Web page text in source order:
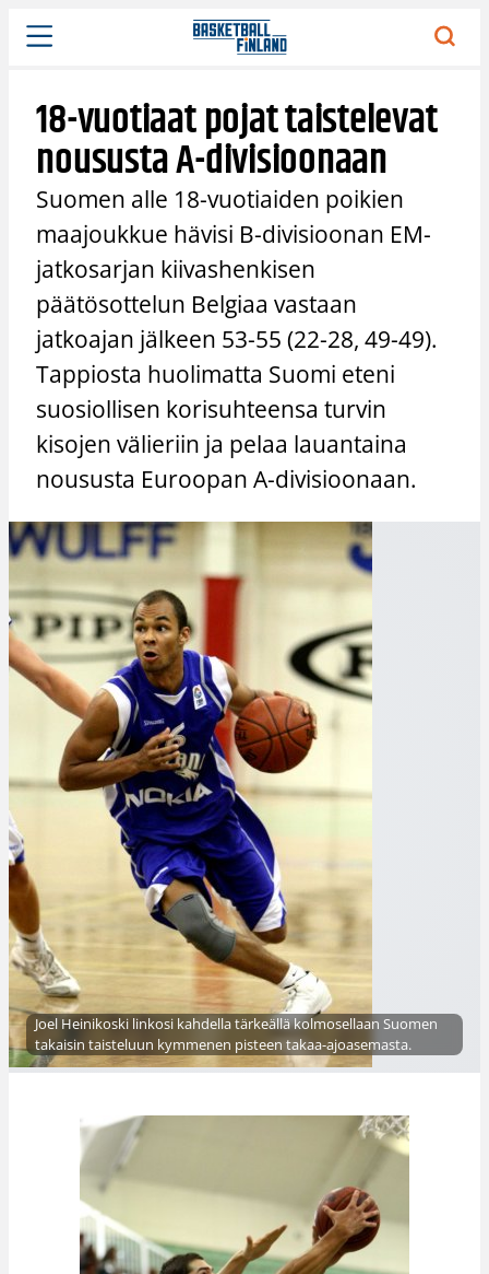
Siirry
sisältöön
18-vuotiaat pojat taistelevat
noususta A-divisioonaan
Suomen alle 18-vuotiaiden poikien
maajoukkue hävisi B-divisioonan EM-
jatkosarjan kiivashenkisen
päätösottelun Belgiaa vastaan
jatkoajan jälkeen 53-55 (22-28, 49-49).
Tappiosta huolimatta Suomi eteni
suosiollisen korisuhteensa turvin
kisojen välieriin ja pelaa lauantaina
noususta Euroopan A-divisioonaan.
Joel Heinikoski linkosi kahdella tärkeällä kolmosellaan Suomen
takaisin taisteluun kymmenen pisteen takaa-ajoasemasta.